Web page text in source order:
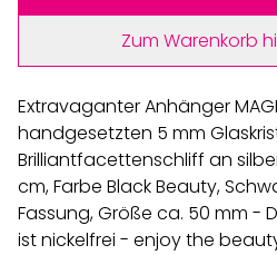
Zum Warenkorb
Extravaganter Anhänger
handgesetzten 5 mm
Brilliantfacettenschliff an
cm, Farbe Black Beauty,
Fassung, Größe ca. 50 mm -
ist nickelfrei - enjoy the